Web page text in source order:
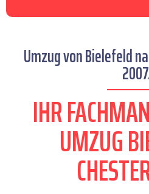
Umzug von Bielefeld
IHR
UMZUG